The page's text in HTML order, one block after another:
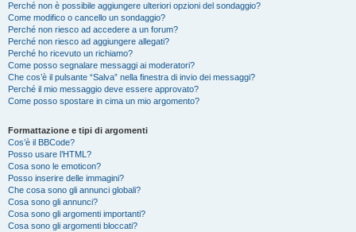
Perché non è possibile aggiungere ulteriori opzioni del sondaggio?
Come modifico o cancello un sondaggio?
Perché non riesco ad accedere a un forum?
Perché non riesco ad aggiungere allegati?
Perché ho ricevuto un richiamo?
Come posso segnalare messaggi ai moderatori?
Che cos’è il pulsante “Salva” nella finestra di invio dei messaggi?
Perché il mio messaggio deve essere approvato?
Come posso spostare in cima un mio argomento?
Formattazione e tipi di argomenti
Cos’è il BBCode?
Posso usare l’HTML?
Cosa sono le emoticon?
Posso inserire delle immagini?
Che cosa sono gli annunci globali?
Cosa sono gli annunci?
Cosa sono gli argomenti importanti?
Cosa sono gli argomenti bloccati?